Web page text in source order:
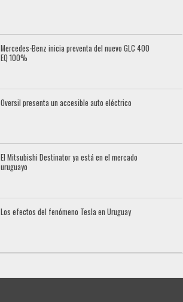
Mercedes-Benz inicia preventa del nuevo GLC 400
EQ 100%
Oversil presenta un accesible auto eléctrico
El Mitsubishi Destinator ya está en el mercado
uruguayo
Los efectos del fenómeno Tesla en Uruguay